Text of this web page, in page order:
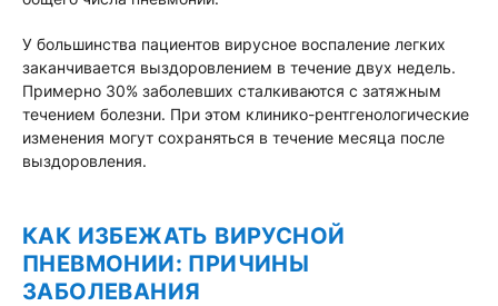
У большинства пациентов вирусное воспаление легких
заканчивается выздоровлением в течение двух недель.
Примерно 30% заболевших сталкиваются с затяжным
течением болезни. При этом клинико-рентгенологические
изменения могут сохраняться в течение месяца после
выздоровления.
КАК ИЗБЕЖАТЬ ВИРУСНОЙ
ПНЕВМОНИИ: ПРИЧИНЫ
ЗАБОЛЕВАНИЯ